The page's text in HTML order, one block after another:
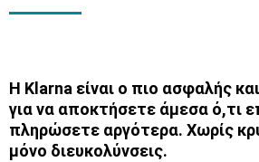
Η Klarna είναι ο πιο ασφαλής
για να αποκτήσετε άμεσα ό,τι
πληρώσετε αργότερα. Χωρίς
μόνο διευκολύνσεις.